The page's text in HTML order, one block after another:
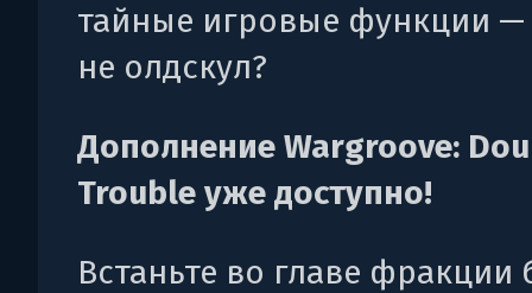
тайные игровые функции —
не олдскул?
Дополнение Wargroove:
Trouble уже доступно!
Встаньте во главе фракции